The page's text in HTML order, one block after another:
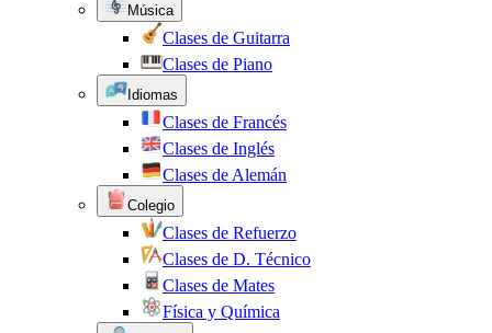
Música
Clases de Guitarra
Clases de Piano
Idiomas
Clases de Francés
Clases de Inglés
Clases de Alemán
Colegio
Clases de Refuerzo
Clases de D. Técnico
Clases de Mates
Física y Química